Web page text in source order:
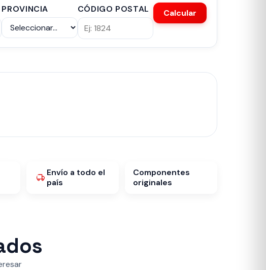
PROVINCIA CÓDIGO POSTAL Calcular
Envío a todo el
país
Componentes
originales